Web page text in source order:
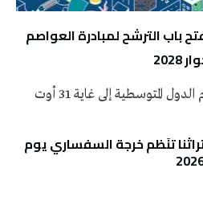
فتح باب الترشح لمبادرة العواصم
يتواصل فتح باب الترشح أمام الدول المتوسطية إلى غاية 31 أوت
تنَظم خرجة السفساري يوم